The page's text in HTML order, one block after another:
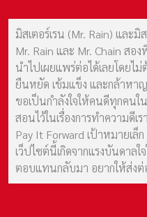
มิสเตอร์เรน (Mr. Rain) และมิ
Mr. Rain และ Mr. Chain สอ
นำไปเผยแพร่ต่อได้เลยโดยไ
ยืนหยัด เข้มแข็ง และกล้าหา
ขอเป็นกำลังใจให้คนดีทุกคน
สอนไว้ในเรื่องการทำความดีเ
Pay It Forward เป้าหมายเ
เว็ปไซต์นี้เกิดจากแรงบันดาล
ตอบแทนกลับมา อยากให้ส่ง